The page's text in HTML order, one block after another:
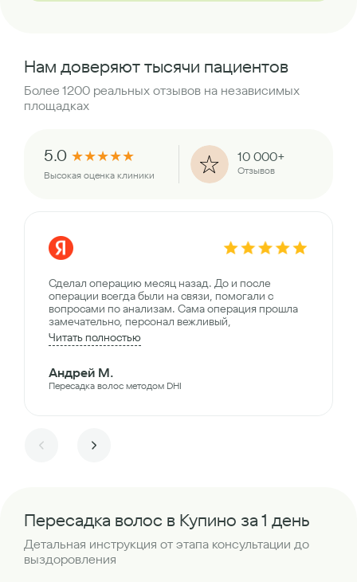
Нам доверяют тысячи пациентов
Более 1200 реальных отзывов на независимых
площадках
5.0 ★★★★★
Высокая оценка клиники
10 000+
Отзывов
Сделал операцию месяц назад. До и после
операции всегда были на связи, помогали с
вопросами по анализам. Сама операция прошла
замечательно, персонал вежливый,
Читать полностью
Андрей М.
Пересадка волос методом DHI
Пересадка волос в Купино за 1 день
Детальная инструкция от этапа консультации до
выздоровления